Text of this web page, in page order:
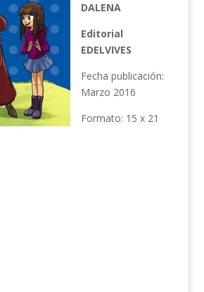
DALENA
Editorial
EDELVIVES
Fecha publicación:
Marzo 2016
Formato: 15 x 21